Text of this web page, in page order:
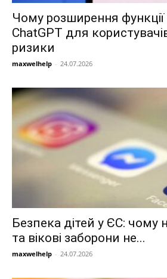
Чому розширення функції
ChatGPT для
ризики
maxwelhelp - 24.07.2026
Безпека дітей у ЄС: чому
та вікові заборони не...
maxwelhelp - 24.07.2026